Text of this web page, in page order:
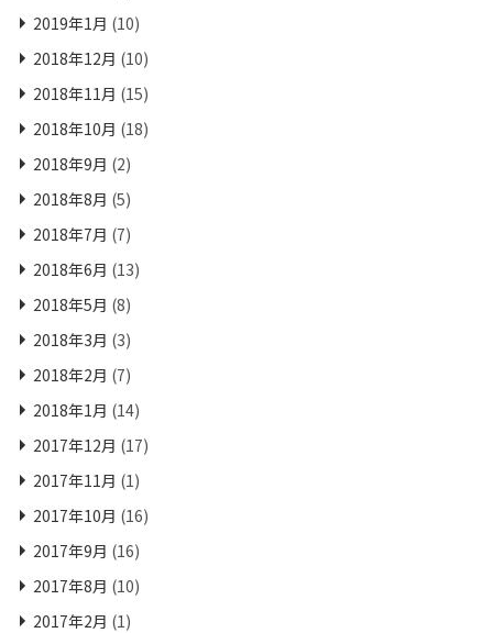
2019年1月 (10)
2018年12月 (10)
2018年11月 (15)
2018年10月 (18)
2018年9月 (2)
2018年8月 (5)
2018年7月 (7)
2018年6月 (13)
2018年5月 (8)
2018年3月 (3)
2018年2月 (7)
2018年1月 (14)
2017年12月 (17)
2017年11月 (1)
2017年10月 (16)
2017年9月 (16)
2017年8月 (10)
2017年2月 (1)